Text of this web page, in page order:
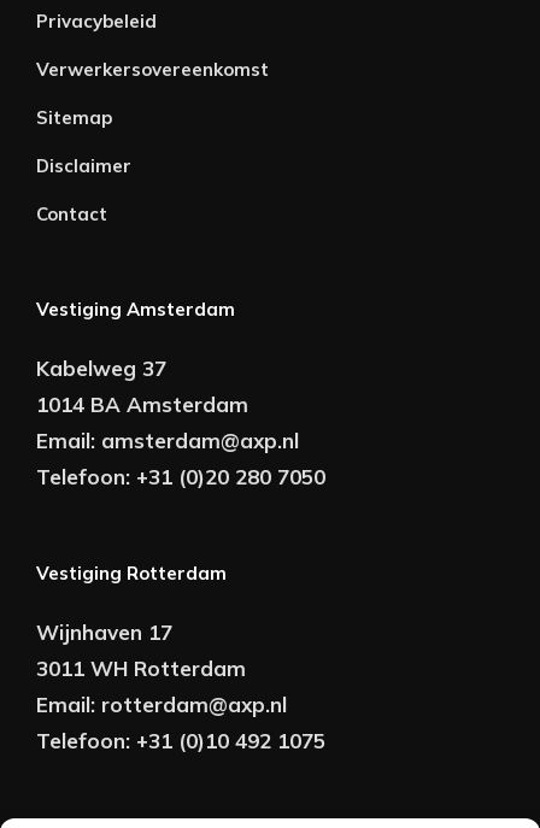
Privacybeleid
Verwerkersovereenkomst
Sitemap
Disclaimer
Contact
Vestiging Amsterdam
Kabelweg 37
1014 BA Amsterdam
Email: amsterdam@axp.nl
Telefoon: +31 (0)20 280 7050
Vestiging Rotterdam
Wijnhaven 17
3011 WH Rotterdam
Email: rotterdam@axp.nl
Telefoon: +31 (0)10 492 1075